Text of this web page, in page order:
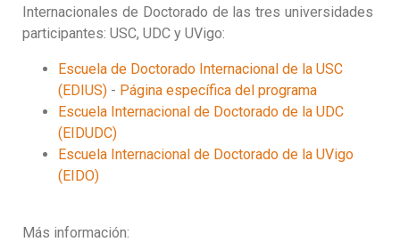
Internacionales de Doctorado de las tres universidades
participantes: USC, UDC y UVigo:
Escuela de Doctorado Internacional de la USC
(EDIUS) - Página específica del programa
Escuela Internacional de Doctorado de la UDC
(EIDUDC)
Escuela Internacional de Doctorado de la UVigo
(EIDO)
Más información: